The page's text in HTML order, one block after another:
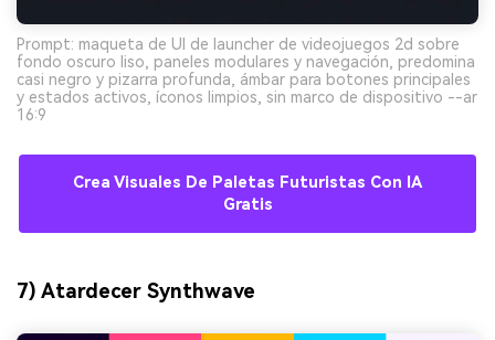
Prompt: maqueta de UI de launcher de videojuegos 2d sobre
fondo oscuro liso, paneles modulares y navegación, predomina
casi negro y pizarra profunda, ámbar para botones principales
y estados activos, íconos limpios, sin marco de dispositivo --ar
16:9
Crea Visuales De Paletas Futuristas Con IA
Gratis
7) Atardecer Synthwave